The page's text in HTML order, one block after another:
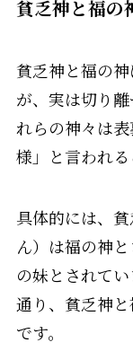
貧乏神と福の
貧乏神と福の
が、実は切り
れらの神々は
様」と言われる
具体的には、
ん）は福の神
の妹とされて
通り、貧乏神
です。